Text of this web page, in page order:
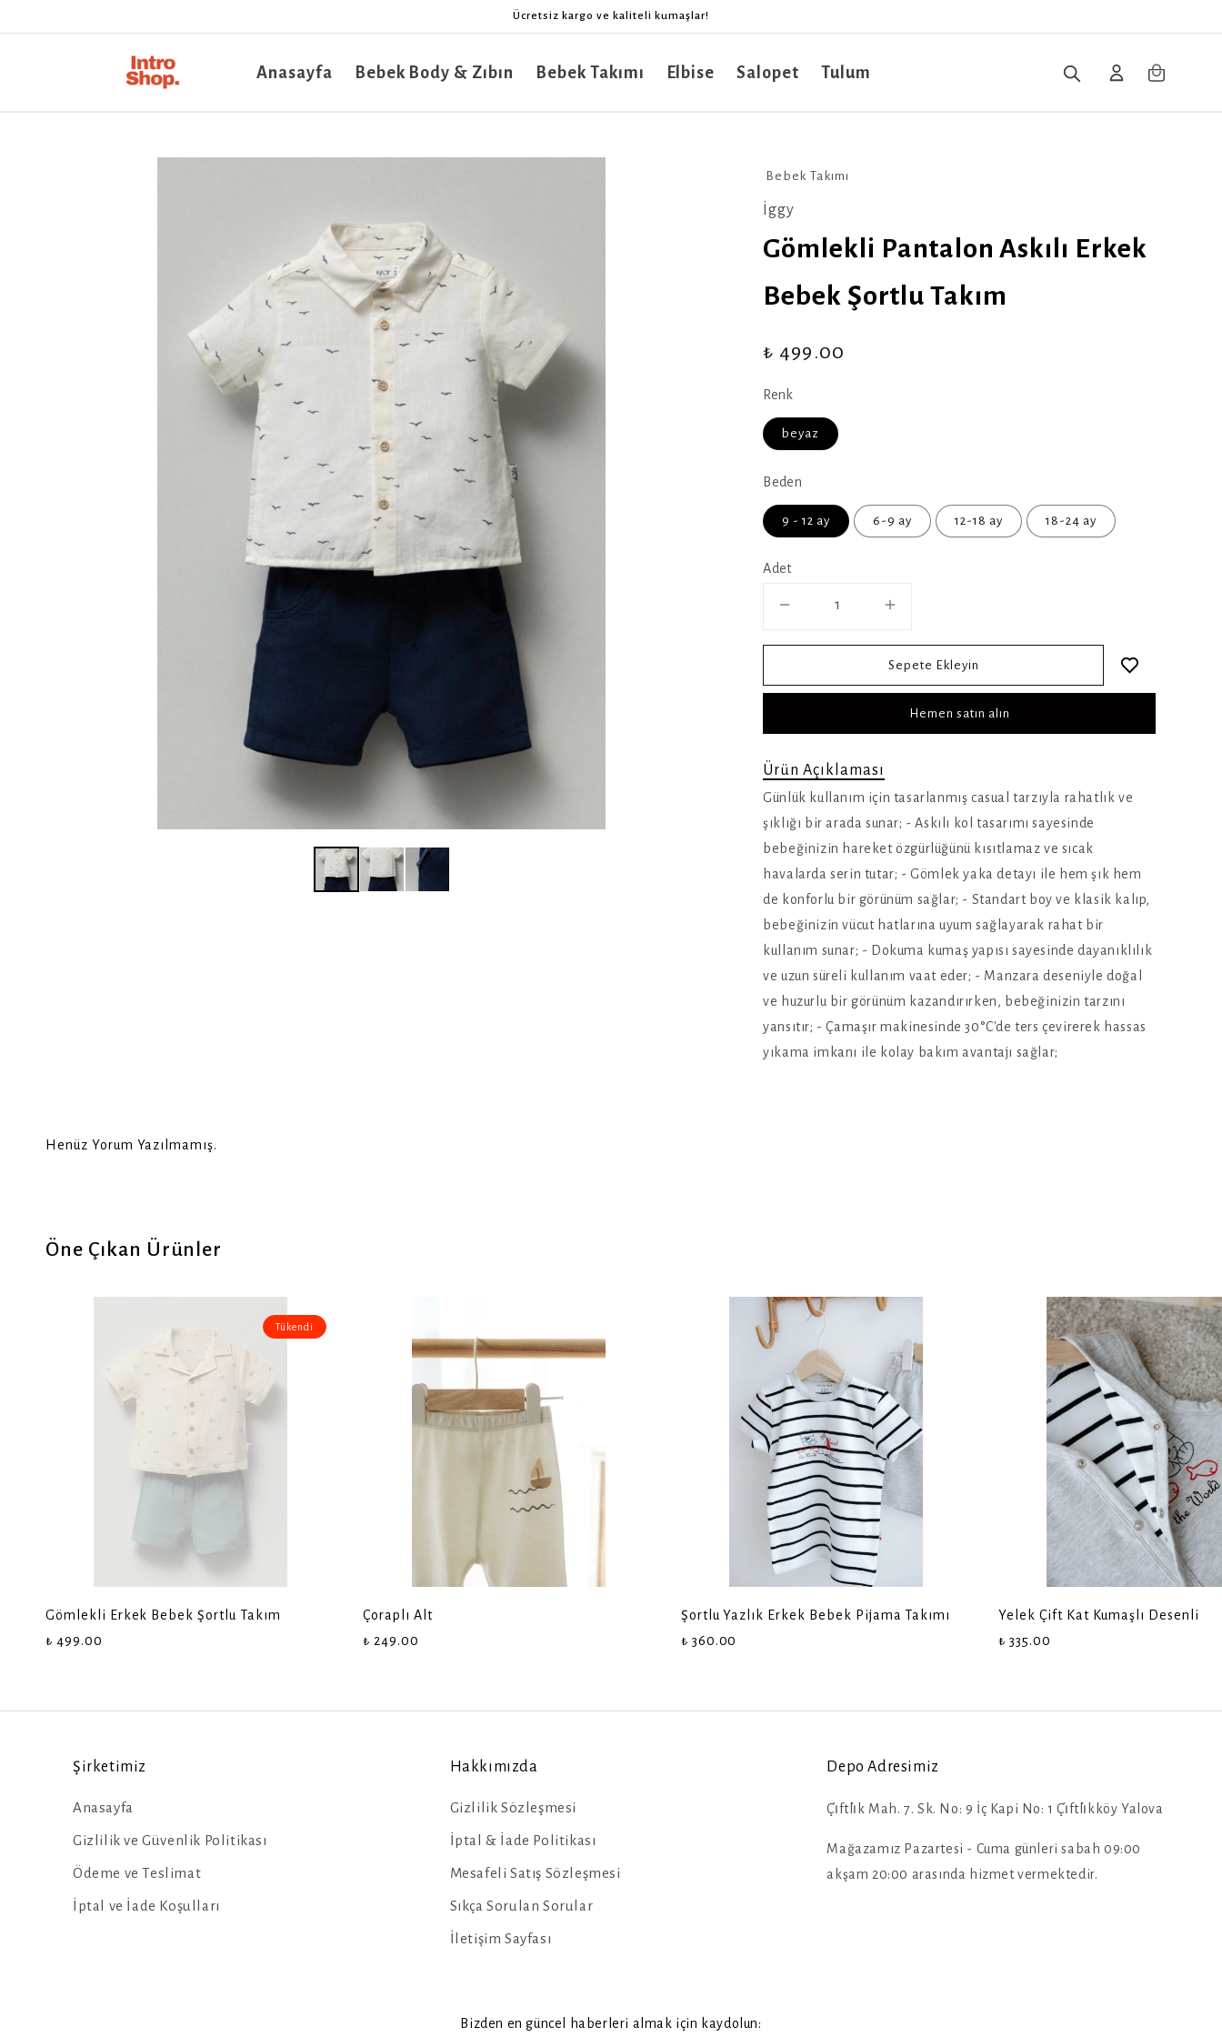
Ücretsiz kargo ve kaliteli kumaşlar!
Anasayfa Bebek Body & Zıbın Bebek Takımı Elbise Salopet Tulum
Bebek Takımı
İggy
Gömlekli Pantalon Askılı Erkek
Bebek Şortlu Takım
₺ 499.00
Renk
beyaz
Beden
9 - 12 ay 6-9 ay 12-18 ay 18-24 ay
Adet
Sepete Ekleyin
Hemen satın alın
Ürün Açıklaması
Günlük kullanım için tasarlanmış casual tarzıyla rahatlık ve
şıklığı bir arada sunar; - Askılı kol tasarımı sayesinde
bebeğinizin hareket özgürlüğünü kısıtlamaz ve sıcak
havalarda serin tutar; - Gömlek yaka detayı ile hem şık hem
de konforlu bir görünüm sağlar; - Standart boy ve klasik kalıp,
bebeğinizin vücut hatlarına uyum sağlayarak rahat bir
kullanım sunar; - Dokuma kumaş yapısı sayesinde dayanıklılık
ve uzun süreli kullanım vaat eder; - Manzara deseniyle doğal
ve huzurlu bir görünüm kazandırırken, bebeğinizin tarzını
yansıtır; - Çamaşır makinesinde 30°C'de ters çevirerek hassas
yıkama imkanı ile kolay bakım avantajı sağlar;
Henüz Yorum Yazılmamış.
Öne Çıkan Ürünler
Tükendi
Gömlekli Erkek Bebek Şortlu Takım
₺ 499.00
Çoraplı Alt
₺ 249.00
Şortlu Yazlık Erkek Bebek Pijama Takımı
₺ 360.00
Yelek Çift Kat Kumaşlı Desenli
₺ 335.00
Şirketimiz
Anasayfa
Gizlilik ve Güvenlik Politikası
Ödeme ve Teslimat
İptal ve İade Koşulları
Hakkımızda
Gizlilik Sözleşmesi
İptal & İade Politikası
Mesafeli Satış Sözleşmesi
Sıkça Sorulan Sorular
İletişim Sayfası
Depo Adresimiz
Çi̇ftli̇k Mah. 7. Sk. No: 9 İç Kapi No: 1 Çi̇ftli̇kköy Yalova
Mağazamız Pazartesi - Cuma günleri sabah 09:00
akşam 20:00 arasında hizmet vermektedir.
Bizden en güncel haberleri almak için kaydolun: